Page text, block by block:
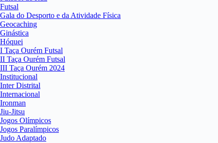
Futsal
Gala do Desporto e da Atividade Física
Geocaching
Ginástica
Hóquei
I Taça Ourém Futsal
II Taça Ourém Futsal
III Taça Ourém 2024
Institucional
Inter Distrital
Internacional
Ironman
Jiu-Jitsu
Jogos Olímpicos
Jogos Paralímpicos
Judo Adaptado